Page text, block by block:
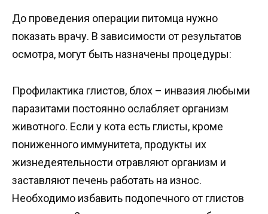
До проведения операции питомца нужно
показать врачу. В зависимости от результатов
осмотра, могут быть назначены процедуры:
Профилактика глистов, блох – инвазия любыми
паразитами постоянно ослабляет организм
животного. Если у кота есть глисты, кроме
пониженного иммунитета, продукты их
жизнедеятельности отравляют организм и
заставляют печень работать на износ.
Необходимо избавить подопечного от глистов